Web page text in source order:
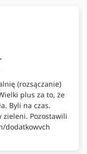
(rozsączanie)
plus za to, że
Byli na czas.
Pozostawili
dodatkowych
Obsługa
do oczyszczalni –